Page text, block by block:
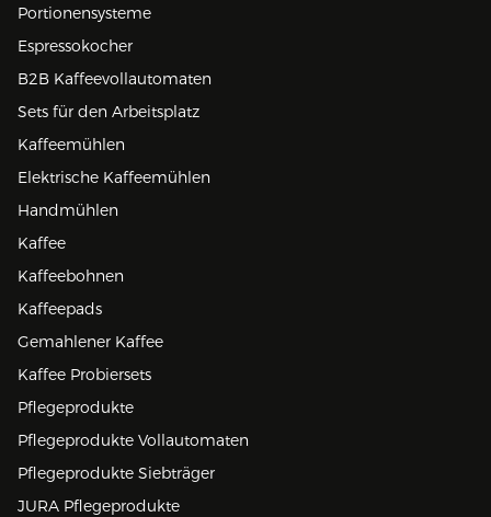
Portionensysteme
Espressokocher
B2B Kaffeevollautomaten
Sets für den Arbeitsplatz
Kaffeemühlen
Elektrische Kaffeemühlen
Handmühlen
Kaffee
Kaffeebohnen
Kaffeepads
Gemahlener Kaffee
Kaffee Probiersets
Pflegeprodukte
Pflegeprodukte Vollautomaten
Pflegeprodukte Siebträger
JURA Pflegeprodukte